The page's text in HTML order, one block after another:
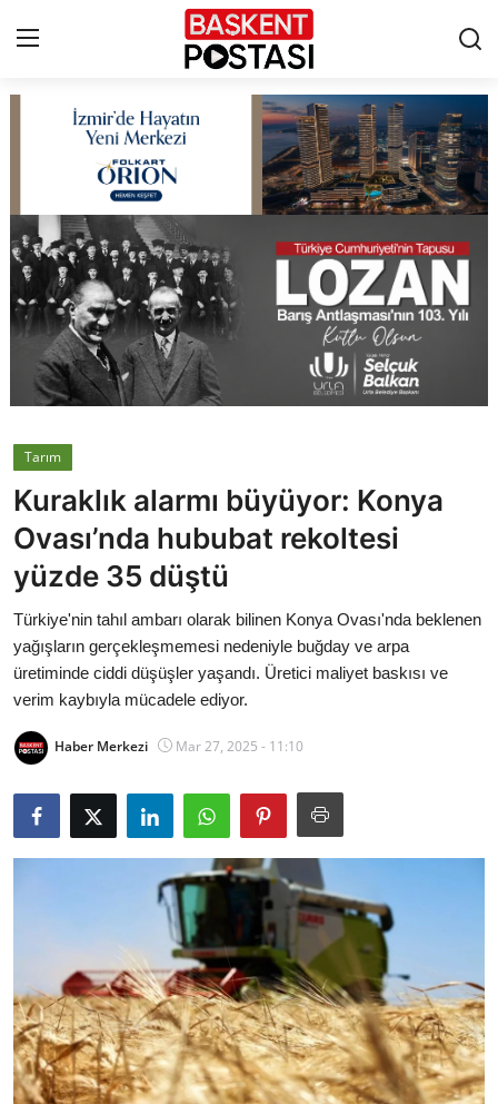
Çerez Politikası
Künye
Ankara
TBMM
Cumhurbaşkanlığı
Bakanlıklar
Siyasi Partiler
Mülki İdare
Toplum ve Yaşam
Sivil Toplum Kuruluşları
Kamu Kurumları ve Üst Kurullar
Resmi Reklamlar
Tarım
Kuraklık alarmı büyüyor: Konya
Ovası’nda hububat rekoltesi
yüzde 35 düştü
Türkiye'nin tahıl ambarı olarak bilinen Konya Ovası'nda beklenen
yağışların gerçekleşmemesi nedeniyle buğday ve arpa
üretiminde ciddi düşüşler yaşandı. Üretici maliyet baskısı ve
verim kaybıyla mücadele ediyor.
Haber Merkezi Mar 27, 2025 - 11:10